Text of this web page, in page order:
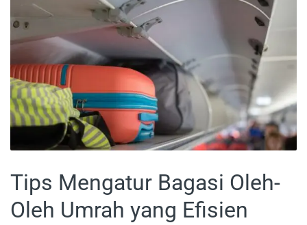
Tips Mengatur Bagasi Oleh-
Oleh Umrah yang Efisien